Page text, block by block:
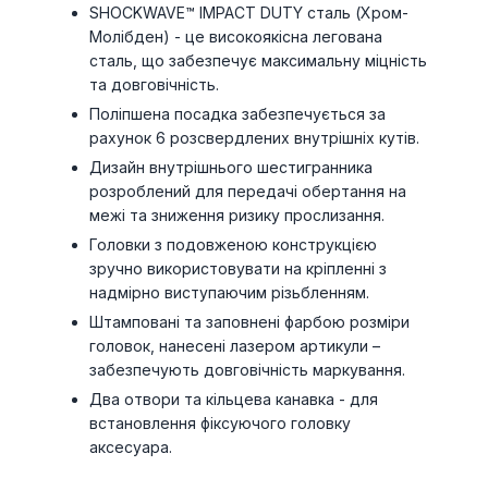
SHOCKWAVE™ IMPACT DUTY сталь (Хром-
Молібден) - це високоякісна легована
сталь, що забезпечує максимальну міцність
та довговічність.
Поліпшена посадка забезпечується за
рахунок 6 розсвердлених внутрішніх кутів.
Дизайн внутрішнього шестигранника
розроблений для передачі обертання на
межі та зниження ризику прослизання.
Головки з подовженою конструкцією
зручно використовувати на кріпленні з
надмірно виступаючим різьбленням.
Штамповані та заповнені фарбою розміри
головок, нанесені лазером артикули –
забезпечують довговічність маркування.
Два отвори та кільцева канавка - для
встановлення фіксуючого головку
аксесуара.